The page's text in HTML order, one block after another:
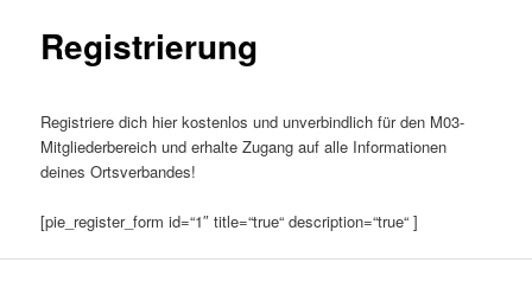
Registrierung
Registriere dich hier kostenlos und unverbindlich für den M03-
Mitgliederbereich und erhalte Zugang auf alle Informationen
deines Ortsverbandes!
[pie_register_form id=“1″ title=“true“ description=“true“ ]